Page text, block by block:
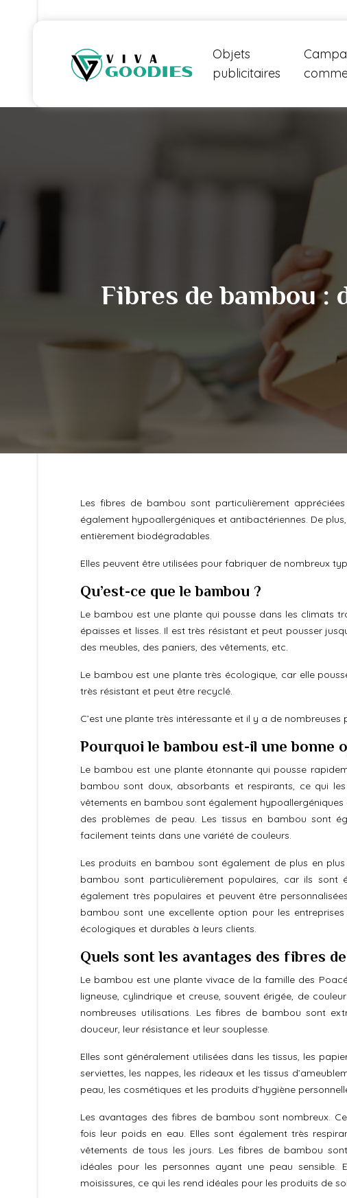
Objets
publicitaires
Fibres de bambou
Les fibres de bambou sont particulièrement
également hypoallergéniques et antibactériennes. De
entièrement biodégradables.
Elles peuvent être utilisées pour fabriquer de nombreux
Qu’est-ce que le bambou ?
Le bambou est une plante qui pousse dans les climats
épaisses et lisses. Il est très résistant et peut pousser
des meubles, des paniers, des vêtements, etc.
Le bambou est une plante très écologique, car elle
très résistant et peut être recyclé.
C’est une plante très intéressante et il y a de
Pourquoi le bambou est-il une
Le bambou est une plante étonnante qui pousse
bambou sont doux, absorbants et respirants, ce qui
vêtements en bambou sont également
des problèmes de peau. Les tissus en bambou sont
facilement teints dans une variété de couleurs.
Les produits en bambou sont également de plus en
bambou sont particulièrement populaires, car ils sont
également très populaires et peuvent être
bambou sont une excellente option pour les
écologiques et durables à leurs clients.
Quels sont les avantages des fibres
Le bambou est une plante vivace de la famille des
ligneuse, cylindrique et creuse, souvent érigée, de
nombreuses utilisations. Les fibres de bambou sont
douceur, leur résistance et leur souplesse.
Elles sont généralement utilisées dans les tissus, les
serviettes, les nappes, les rideaux et les tissus
peau, les cosmétiques et les produits d’hygiène
Les avantages des fibres de bambou sont nombreux.
fois leur poids en eau. Elles sont également très
vêtements de tous les jours. Les fibres de bambou
idéales pour les personnes ayant une peau sensible.
moisissures, ce qui les rend idéales pour les produits de